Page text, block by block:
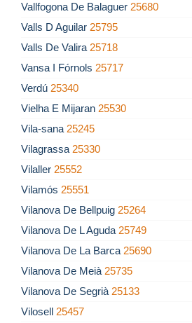
Vallfogona De Balaguer 25680
Valls D Aguilar 25795
Valls De Valira 25718
Vansa I Fórnols 25717
Verdú 25340
Vielha E Mijaran 25530
Vila-sana 25245
Vilagrassa 25330
Vilaller 25552
Vilamós 25551
Vilanova De Bellpuig 25264
Vilanova De L Aguda 25749
Vilanova De La Barca 25690
Vilanova De Meià 25735
Vilanova De Segrià 25133
Vilosell 25457